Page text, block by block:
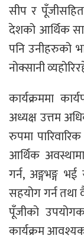
सीप र
देशको आर्थिक
पनि उनीहरुको
नोक्सानी
कार्यक्रममा
अध्यक्ष उत्तम
रुपमा
आर्थिक
गर्न, अङ्गभङ्ग
सहयोग गर्न तथा
पूँजीको
कार्यक्रम